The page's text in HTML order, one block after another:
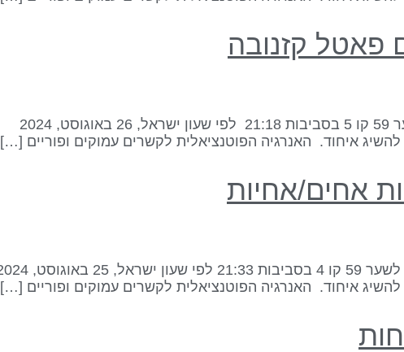
איחוד. האנרגיה הפוטנציאלית לקשרים עמוקים ופוריים […]
איחוד. האנרגיה הפוטנציאלית לקשרים עמוקים ופוריים […]